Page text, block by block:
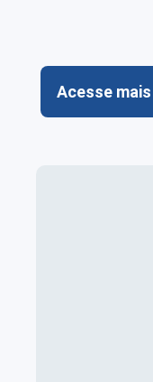
Acesse